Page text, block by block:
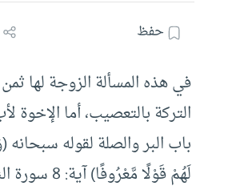
حفظ
في هذه المسألة الزوجة لها
التركة بالتعصيب، أما
باب البر والصلة لقوله
لَهُمْ قَوْلًا مَّعْرُوفًا) آية: 8 سورة النساء.